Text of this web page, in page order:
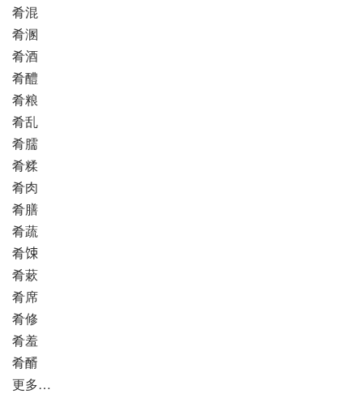
肴混
肴溷
肴酒
肴醴
肴粮
肴乱
肴臑
肴糅
肴肉
肴膳
肴蔬
肴𫗧
肴蔌
肴席
肴修
肴羞
肴醑
更多…